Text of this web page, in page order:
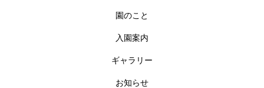
園のこと
入園案内
ギャラリー
お知らせ